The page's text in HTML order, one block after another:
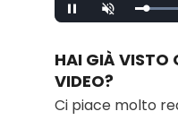
Pause Unmute
HAI GIÀ VISTO
VIDEO?
Ci piace molto